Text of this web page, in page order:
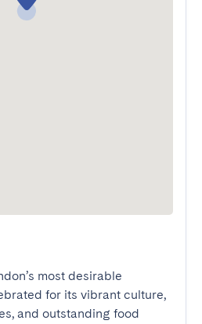
most desirable
for its vibrant culture,
and outstanding food